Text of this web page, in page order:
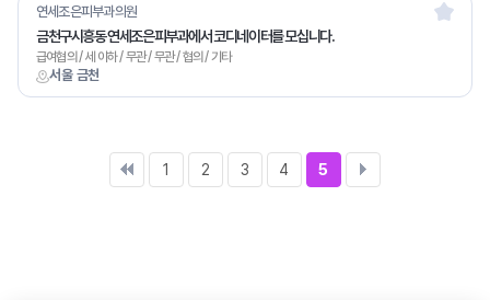
서울 금천
연세조은피부과의원
금천구시흥동 연세조은피부과에서 코디네이터를 모십니다.
급여협의 / 세 이하 / 무관 / 무관 / 협의 / 기타
1 2 3 4 5